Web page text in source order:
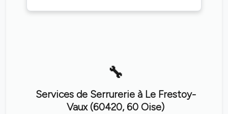
Services de Serrurerie à Le Frestoy-
Vaux (60420, 60 Oise)